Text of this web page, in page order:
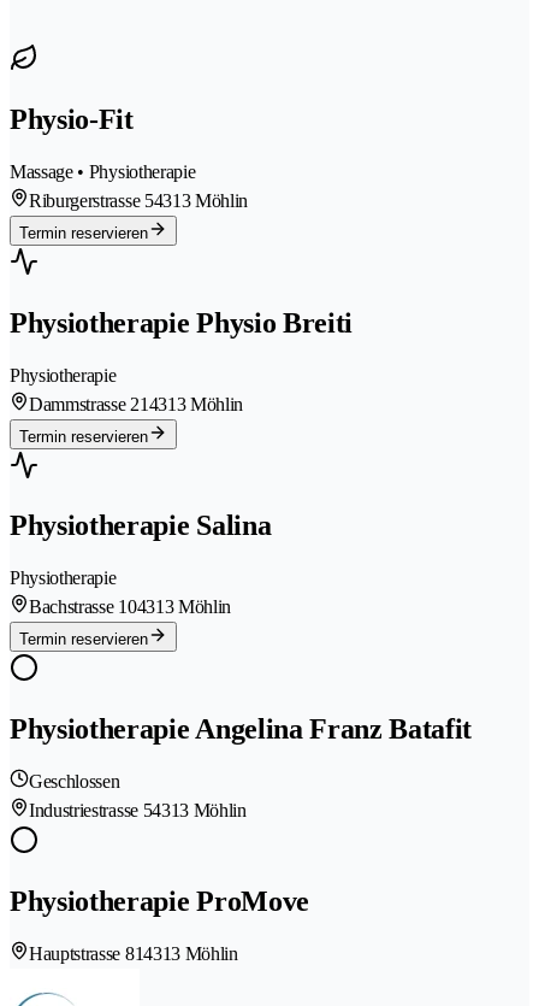
Physio-Fit
Massage • Physiotherapie
Riburgerstrasse 54313 Möhlin
Termin reservieren
Physiotherapie Physio Breiti
Physiotherapie
Dammstrasse 214313 Möhlin
Termin reservieren
Physiotherapie Salina
Physiotherapie
Bachstrasse 104313 Möhlin
Termin reservieren
Physiotherapie Angelina Franz Batafit
Geschlossen
Industriestrasse 54313 Möhlin
Physiotherapie ProMove
Hauptstrasse 814313 Möhlin